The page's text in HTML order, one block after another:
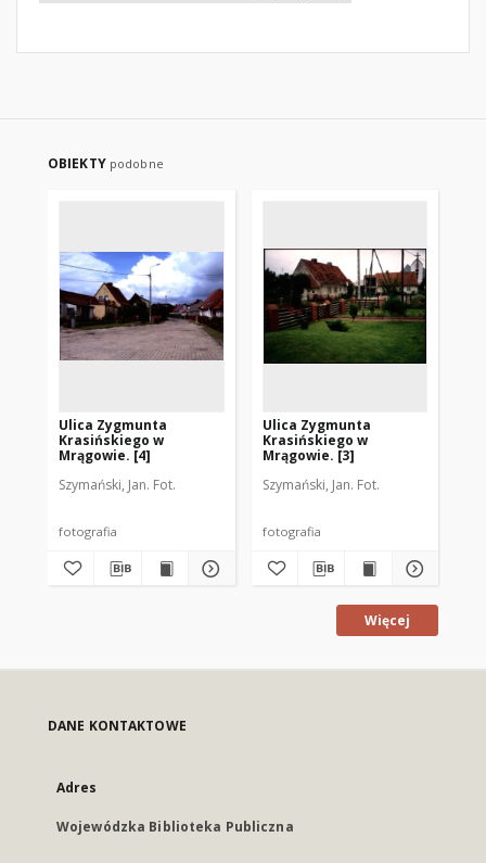
OBIEKTY podobne
Ulica Zygmunta
Krasińskiego w
Mrągowie. [4]
Szymański, Jan. Fot.
fotografia
Ulica Zygmunta
Krasińskiego w
Mrągowie. [3]
Szymański, Jan. Fot.
fotografia
Więcej
DANE KONTAKTOWE
Adres
Wojewódzka Biblioteka Publiczna